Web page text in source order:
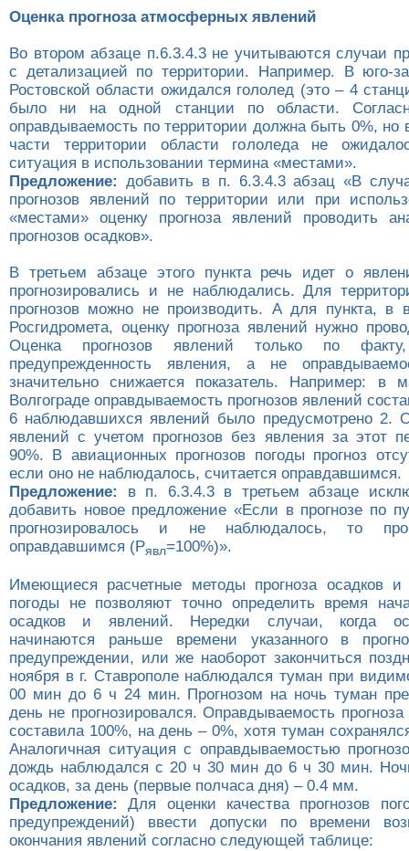
Оценка прогноза атмосферных явлений
Во втором абзаце п.6.3.4.3 не учитываются случаи
с детализацией по территории. Например. В юго-
Ростовской области ожидался гололед (это – 4
было ни на одной станции по области.
оправдываемость по территории должна быть 0%, но
части территории области гололеда не
ситуация в использовании термина «местами».
Предложение: добавить в п. 6.3.4.3 абзац «В
прогнозов явлений по территории или при
«местами» оценку прогноза явлений проводить
прогнозов осадков».
В третьем абзаце этого пункта речь идет о
прогнозировались и не наблюдались. Для
прогнозов можно не производить. А для пункта, в
Росгидромета, оценку прогноза явлений нужно
Оценка прогнозов явлений только по факту,
предупрежденность явления, а не
значительно снижается показатель. Например: в
Волгограде оправдываемость прогнозов явлений
6 наблюдавшихся явлений было предусмотрено 2.
явлений с учетом прогнозов без явления за этот
90%. В авиационных прогнозов погоды прогноз
если оно не наблюдалось, считается оправдавшимся.
Предложение:
в п. 6.3.4.3 в третьем абзаце
добавить новое предложение «Если в прогнозе по
прогнозировалось и не наблюдалось, то
оправдавшимся (Рявл=100%)».
Имеющиеся расчетные методы прогноза осадков и
погоды не позволяют точно определить время
осадков и явлений. Нередки случаи, когда
начинаются раньше времени указанного в
предупреждении, или же наоборот закончиться
ноября в г. Ставрополе наблюдался туман при
00 мин до 6 ч 24 мин. Прогнозом на ночь туман
день не прогнозировался. Оправдываемость
составила 100%, на день – 0%, хотя туман
Аналогичная ситуация с оправдываемостью
дождь наблюдался с 20 ч 30 мин до 6 ч 30 мин.
осадков, за день (первые полчаса дня) – 0.4 мм.
Предложение:
Для оценки качества прогнозов
предупреждений) ввести допуски по времени
окончания явлений согласно следующей таблице: